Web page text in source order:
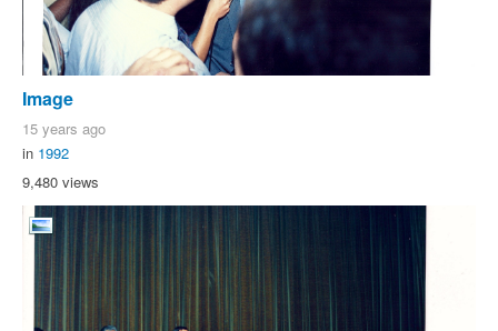
Image
15 years ago
in 1992
9,480 views